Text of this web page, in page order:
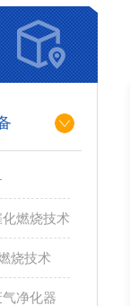
燃烧技术
烧技术
净化器